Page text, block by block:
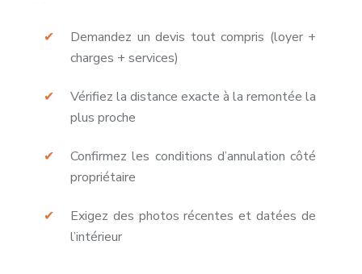
Demandez un devis tout compris (loyer +
charges + services)
Vérifiez la distance exacte à la remontée la
plus proche
Confirmez les conditions d’annulation côté
propriétaire
Exigez des photos récentes et datées de
l’intérieur